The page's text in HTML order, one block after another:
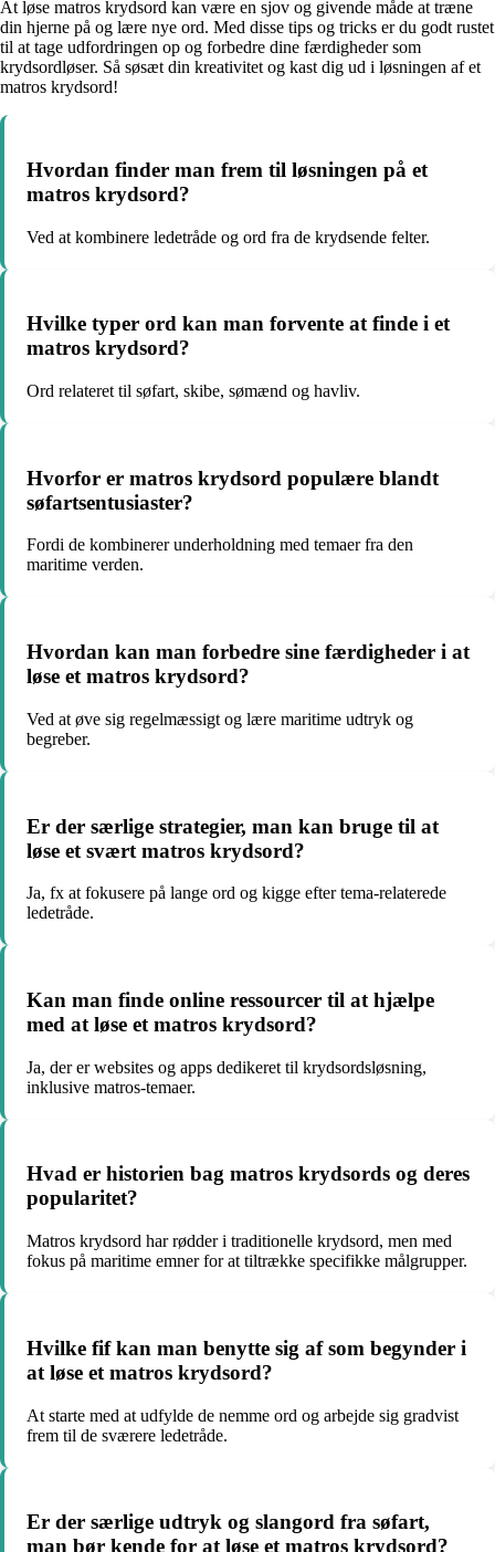
At løse matros krydsord kan være en sjov og givende måde at træne
din hjerne på og lære nye ord. Med disse tips og tricks er du godt rustet
til at tage udfordringen op og forbedre dine færdigheder som
krydsordløser. Så søsæt din kreativitet og kast dig ud i løsningen af et
matros krydsord!
Hvordan finder man frem til løsningen på et
matros krydsord?
Ved at kombinere ledetråde og ord fra de krydsende felter.
Hvilke typer ord kan man forvente at finde i et
matros krydsord?
Ord relateret til søfart, skibe, sømænd og havliv.
Hvorfor er matros krydsord populære blandt
søfartsentusiaster?
Fordi de kombinerer underholdning med temaer fra den
maritime verden.
Hvordan kan man forbedre sine færdigheder i at
løse et matros krydsord?
Ved at øve sig regelmæssigt og lære maritime udtryk og
begreber.
Er der særlige strategier, man kan bruge til at
løse et svært matros krydsord?
Ja, fx at fokusere på lange ord og kigge efter tema-relaterede
ledetråde.
Kan man finde online ressourcer til at hjælpe
med at løse et matros krydsord?
Ja, der er websites og apps dedikeret til krydsordsløsning,
inklusive matros-temaer.
Hvad er historien bag matros krydsords og deres
popularitet?
Matros krydsord har rødder i traditionelle krydsord, men med
fokus på maritime emner for at tiltrække specifikke målgrupper.
Hvilke fif kan man benytte sig af som begynder i
at løse et matros krydsord?
At starte med at udfylde de nemme ord og arbejde sig gradvist
frem til de sværere ledetråde.
Er der særlige udtryk og slangord fra søfart,
man bør kende for at løse et matros krydsord?